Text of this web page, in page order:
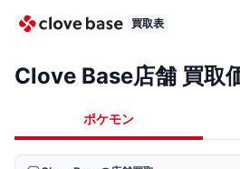
買取表
Clove Base店舗 買取
ポケモン